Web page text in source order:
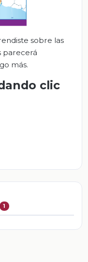
sobre las
parecerá
más.
clic
1